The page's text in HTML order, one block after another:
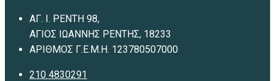
ΑΓ. Ι. ΡΕΝΤΗ 98,
ΑΓΙΟΣ ΙΩΑΝΝΗΣ ΡΕΝΤΗΣ, 18233
ΑΡΙΘΜΟΣ Γ.Ε.Μ.Η. 123780507000
210 4830291